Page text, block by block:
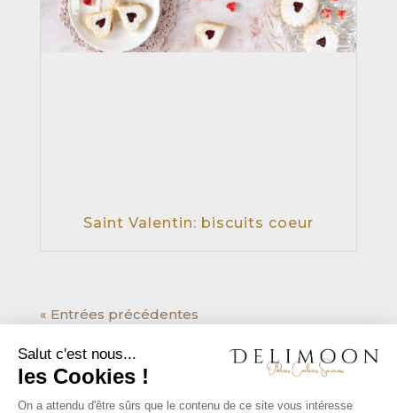
Saint Valentin: biscuits coeur
« Entrées précédentes